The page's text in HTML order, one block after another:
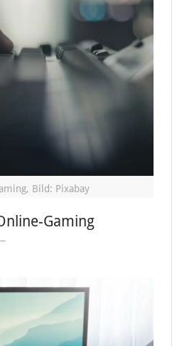
Bild: Pixabay
Gaming